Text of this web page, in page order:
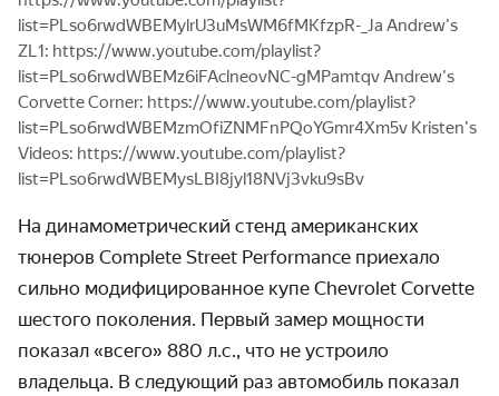
list=PLso6rwdWBEMylrU3uMsWM6fMKfzpR-_Ja Andrew's
ZL1: https://www.youtube.com/playlist?
list=PLso6rwdWBEMz6iFAclneovNC-gMPamtqv Andrew's
Corvette Corner: https://www.youtube.com/playlist?
list=PLso6rwdWBEMzmOfiZNMFnPQoYGmr4Xm5v Kristen's
Videos: https://www.youtube.com/playlist?
list=PLso6rwdWBEMysLBI8jyl18NVj3vku9sBv
На динамометрический стенд американских
тюнеров Complete Street Performance приехало
сильно модифицированное купе Chevrolet Corvette
шестого поколения. Первый замер мощности
показал «всего» 880 л.с., что не устроило
владельца. В следующий раз автомобиль показал